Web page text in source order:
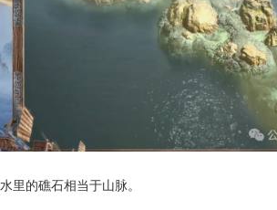
水里的礁石相当于山脉。